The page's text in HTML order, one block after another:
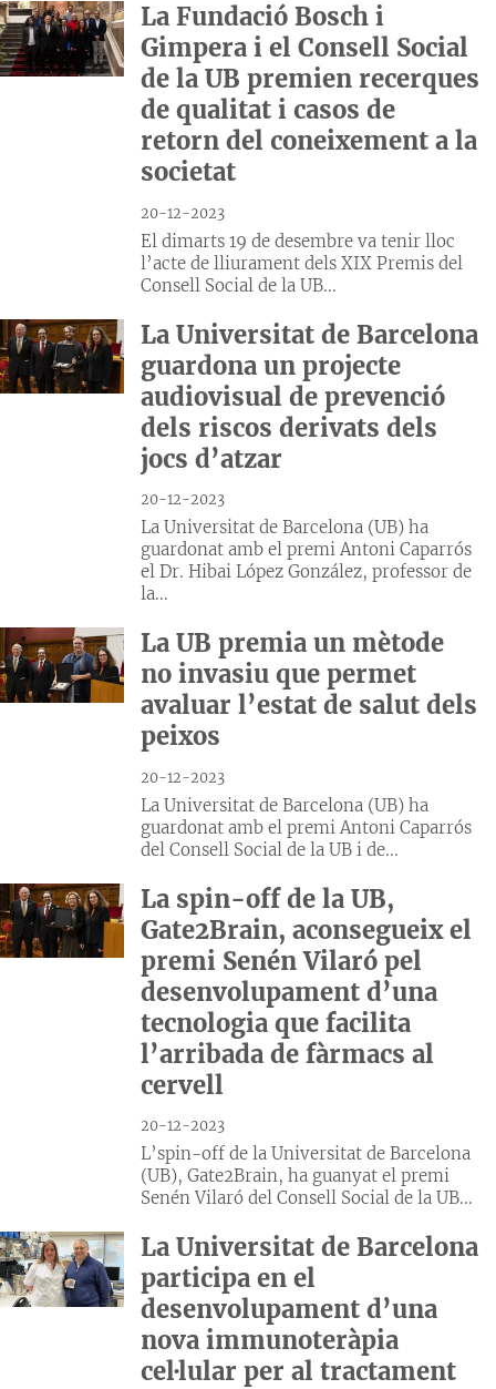
La Fundació Bosch i
Gimpera i el Consell Social
de la UB premien recerques
de qualitat i casos de
retorn del coneixement a la
societat
20-12-2023
El dimarts 19 de desembre va tenir lloc
l’acte de lliurament dels XIX Premis del
Consell Social de la UB...
La Universitat de Barcelona
guardona un projecte
audiovisual de prevenció
dels riscos derivats dels
jocs d’atzar
20-12-2023
La Universitat de Barcelona (UB) ha
guardonat amb el premi Antoni Caparrós
el Dr. Hibai López González, professor de
la...
La UB premia un mètode
no invasiu que permet
avaluar l’estat de salut dels
peixos
20-12-2023
La Universitat de Barcelona (UB) ha
guardonat amb el premi Antoni Caparrós
del Consell Social de la UB i de...
La spin-off de la UB,
Gate2Brain, aconsegueix el
premi Senén Vilaró pel
desenvolupament d’una
tecnologia que facilita
l’arribada de fàrmacs al
cervell
20-12-2023
L’spin-off de la Universitat de Barcelona
(UB), Gate2Brain, ha guanyat el premi
Senén Vilaró del Consell Social de la UB...
La Universitat de Barcelona
participa en el
desenvolupament d’una
nova immunoteràpia
cel·lular per al tractament